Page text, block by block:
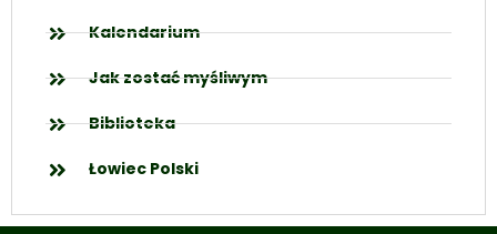
Kalendarium
Jak zostać myśliwym
Biblioteka
Łowiec Polski